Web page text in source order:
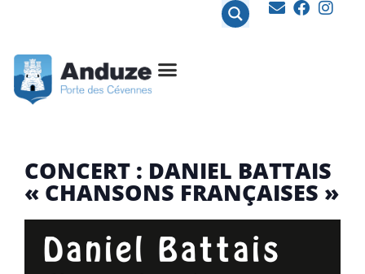
CONCERT : DANIEL BATTAIS
« CHANSONS FRANÇAISES »